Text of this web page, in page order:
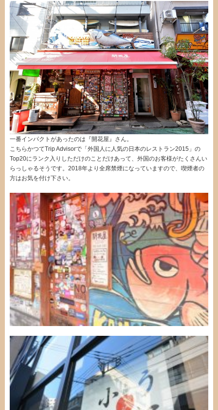
一番インパクトがあったのは『開花屋』さん。
こちらかつてTrip Advisorで「外国人に人気の日本のレストラン2015」の
Top20にランク入りしただけのことだけあって、外国のお客様がたくさんい
らっしゃるそうです。2018年より全席禁煙になっていますので、喫煙者の
方はお気を付け下さい。